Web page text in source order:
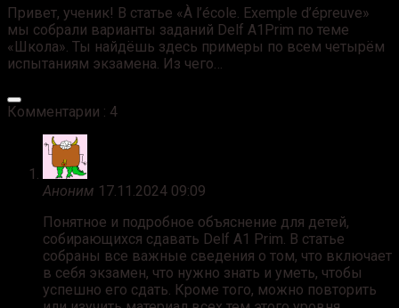
Привет, ученик! В статье «À l’école. Exemple d’épreuve»
мы собрали варианты заданий Delf A1Prim по теме
«Школа». Ты найдёшь здесь примеры по всем четырём
испытаниям экзамена. Из чего…
Комментарии : 4
Аноним 17.11.2024 09:09
Понятное и подробное объяснение для детей,
собирающихся сдавать Delf A1 Prim. В статье
собраны все важные сведения о том, что включает
в себя экзамен, что нужно знать и уметь, чтобы
успешно его сдать. Кроме того, можно повторить